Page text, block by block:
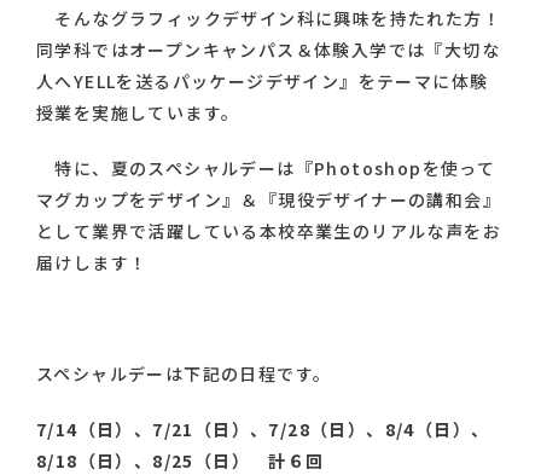
そんなグラフィックデザイン科に興味を持たれた方！
同学科ではオープンキャンパス＆体験入学では『大切な
人へYELLを送るパッケージデザイン』をテーマに体験
授業を実施しています。
特に、夏のスペシャルデーは『Photoshopを使って
マグカップをデザイン』＆『現役デザイナーの講和会』
として業界で活躍している本校卒業生のリアルな声をお
届けします！
スペシャルデーは下記の日程です。
7/14 （日）、 7/21 （日）、 7/28 （日）、 8/4 （日）、
8/18 （日）、 8/25 （日） 計６回